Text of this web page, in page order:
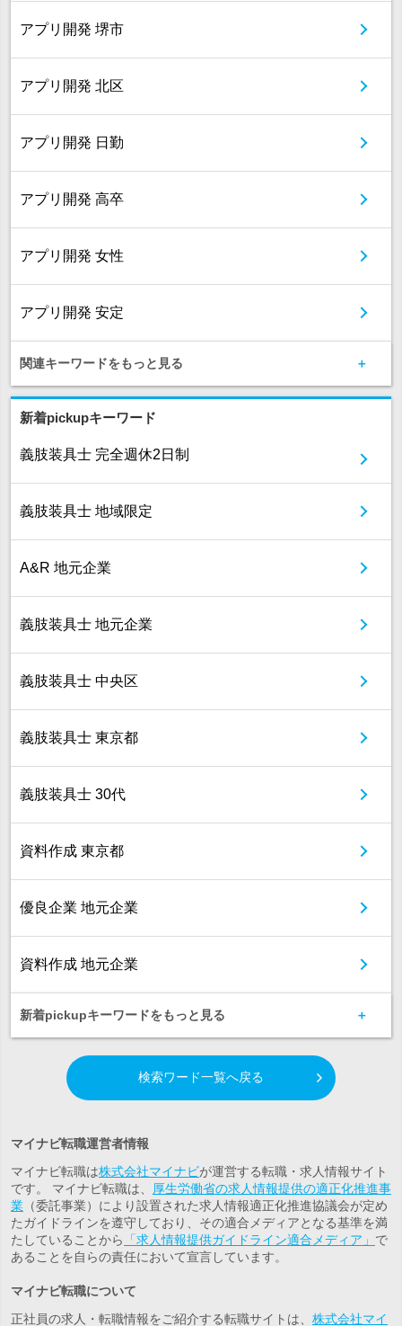
アプリ開発 堺市
アプリ開発 北区
アプリ開発 日勤
アプリ開発 高卒
アプリ開発 女性
アプリ開発 安定
関連キーワードをもっと見る
新着pickupキーワード
義肢装具士 完全週休2日制
義肢装具士 地域限定
A&R 地元企業
義肢装具士 地元企業
義肢装具士 中央区
義肢装具士 東京都
義肢装具士 30代
資料作成 東京都
優良企業 地元企業
資料作成 地元企業
新着pickupキーワードをもっと見る
検索ワード一覧へ戻る
マイナビ転職運営者情報
マイナビ転職は株式会社マイナビが運営する転職・求人情報サイト
です。 マイナビ転職は、
厚生労働省の求人情報提供の適正化推進事
業 （委託事業）により設置された求人情報適正化推進協議会が定め
たガイドラインを遵守しており、その適合メディアとなる基準を満
たしていることから
「求人情報提供ガイドライン適合メディア」 で
あることを自らの責任において宣言しています。
マイナビ転職について
正社員の求人・転職情報をご紹介する転職サイトは、 株式会社マイ